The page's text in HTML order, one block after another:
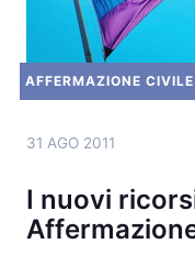
AFFERMAZIONE CIVILE
31 AGO 2011
I nuovi